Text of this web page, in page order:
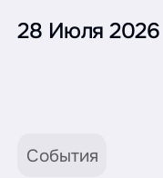
28 Июля 2026
События